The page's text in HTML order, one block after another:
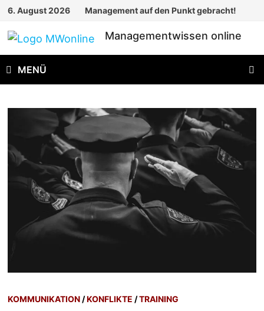
Zum
springen
6. August 2026 Management auf den Punkt gebracht!
Managementwissen online
MENÜ
KOMMUNIKATION /KONFLIKTE /TRAINING